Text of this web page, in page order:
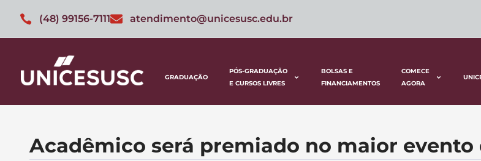
(48) 99156-7111 atendimento@unicesusc.edu.br
GRADUAÇÃO
PÓS-GRADUAÇÃO
E CURSOS LIVRES
BOLSAS E
FINANCIAMENTOS
COMECE
AGORA
Acadêmico será premiado no maior